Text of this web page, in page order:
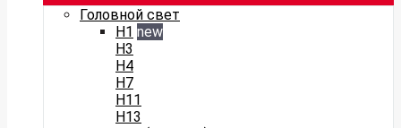
Головной свет
H1 new
H3
H4
H7
H11
H13